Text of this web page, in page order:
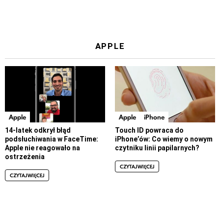
APPLE
Apple
14-latek odkrył błąd
podsłuchiwania w FaceTime:
Apple nie reagowało na
ostrzeżenia
CZYTAJ WIĘCEJ
Apple iPhone
Touch ID powraca do
iPhone’ów: Co wiemy o nowym
czytniku linii papilarnych?
CZYTAJ WIĘCEJ